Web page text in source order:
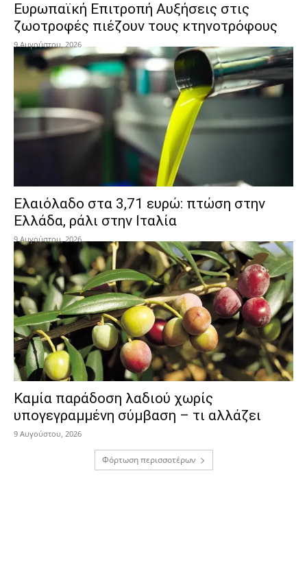
Ευρωπαϊκή Επιτροπή Αυξήσεις στις
ζωοτροφές πιέζουν τους κτηνοτρόφους
9 Αυγούστου, 2026
Ελαιόλαδο στα 3,71 ευρώ: πτώση στην
Ελλάδα, ράλι στην Ιταλία
9 Αυγούστου, 2026
Καμία παράδοση λαδιού χωρίς
υπογεγραμμένη σύμβαση – τι αλλάζει
9 Αυγούστου, 2026
Φόρτωση περισσοτέρων